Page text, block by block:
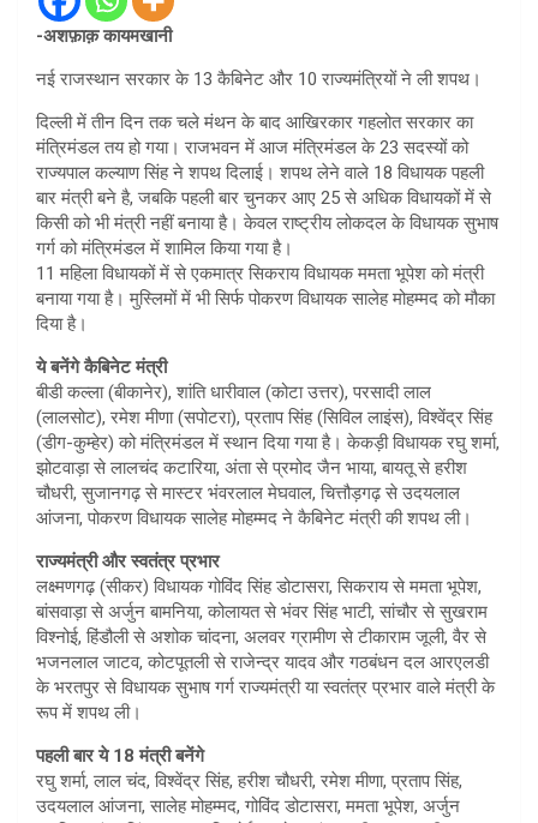
-अशफ़ाक़ कायमखानी
नई राजस्थान सरकार के 13 कैबिनेट और 10 राज्यमंत्रियों ने ली शपथ।
दिल्ली में तीन दिन तक चले मंथन के बाद आखिरकार गहलोत सरकार का
मंत्रिमंडल तय हो गया। राजभवन में आज मंत्रिमंडल के 23 सदस्यों को
राज्यपाल कल्याण सिंह ने शपथ दिलाई। शपथ लेने वाले 18 विधायक पहली
बार मंत्री बने है, जबकि पहली बार चुनकर आए 25 से अधिक विधायकों में से
किसी को भी मंत्री नहीं बनाया है। केवल राष्ट्रीय लोकदल के विधायक सुभाष
गर्ग को मंत्रिमंडल में शामिल किया गया है।
11 महिला विधायकों में से एकमात्र सिकराय विधायक ममता भूपेश को मंत्री
बनाया गया है। मुस्लिमों में भी सिर्फ पोकरण विधायक सालेह मोहम्मद को मौका
दिया है।
ये बनेंगे कैबिनेट मंत्री
बीडी कल्ला (बीकानेर), शांति धारीवाल (कोटा उत्तर), परसादी लाल
(लालसोट), रमेश मीणा (सपोटरा), प्रताप सिंह (सिविल लाइंस), विश्वेंद्र सिंह
(डीग-कुम्हेर) को मंत्रिमंडल में स्थान दिया गया है। केकड़ी विधायक रघु शर्मा,
झोटवाड़ा से लालचंद कटारिया, अंता से प्रमोद जैन भाया, बायतू से हरीश
चौधरी, सुजानगढ़ से मास्टर भंवरलाल मेघवाल, चित्तौड़गढ़ से उदयलाल
आंजना, पोकरण विधायक सालेह मोहम्मद ने कैबिनेट मंत्री की शपथ ली।
राज्यमंत्री और स्वतंत्र प्रभार
लक्ष्मणगढ़ (सीकर) विधायक गोविंद सिंह डोटासरा, सिकराय से ममता भूपेश,
बांसवाड़ा से अर्जुन बामनिया, कोलायत से भंवर सिंह भाटी, सांचौर से सुखराम
विश्नोई, हिंडौली से अशोक चांदना, अलवर ग्रामीण से टीकाराम जूली, वैर से
भजनलाल जाटव, कोटपूतली से राजेन्द्र यादव और गठबंधन दल आरएलडी
के भरतपुर से विधायक सुभाष गर्ग राज्यमंत्री या स्वतंत्र प्रभार वाले मंत्री के
रूप में शपथ ली।
पहली बार ये 18 मंत्री बनेंगे
रघु शर्मा, लाल चंद, विश्वेंद्र सिंह, हरीश चौधरी, रमेश मीणा, प्रताप सिंह,
उदयलाल आंजना, सालेह मोहम्मद, गोविंद डोटासरा, ममता भूपेश, अर्जुन